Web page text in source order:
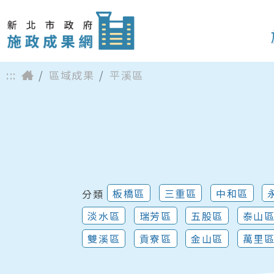
::: 區域成果 平溪區
分類 板橋區 三重區 中和區
淡水區
瑞芳區 五股區
泰山
雙溪區
貢寮區 金山區 萬里